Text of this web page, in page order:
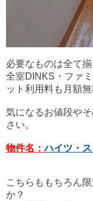
必要なものは全て
全室DINKS・ファ
ット利用料も月額
気になるお値段や
さい。
物件名：ハイツ・
こちらももちろん
か？